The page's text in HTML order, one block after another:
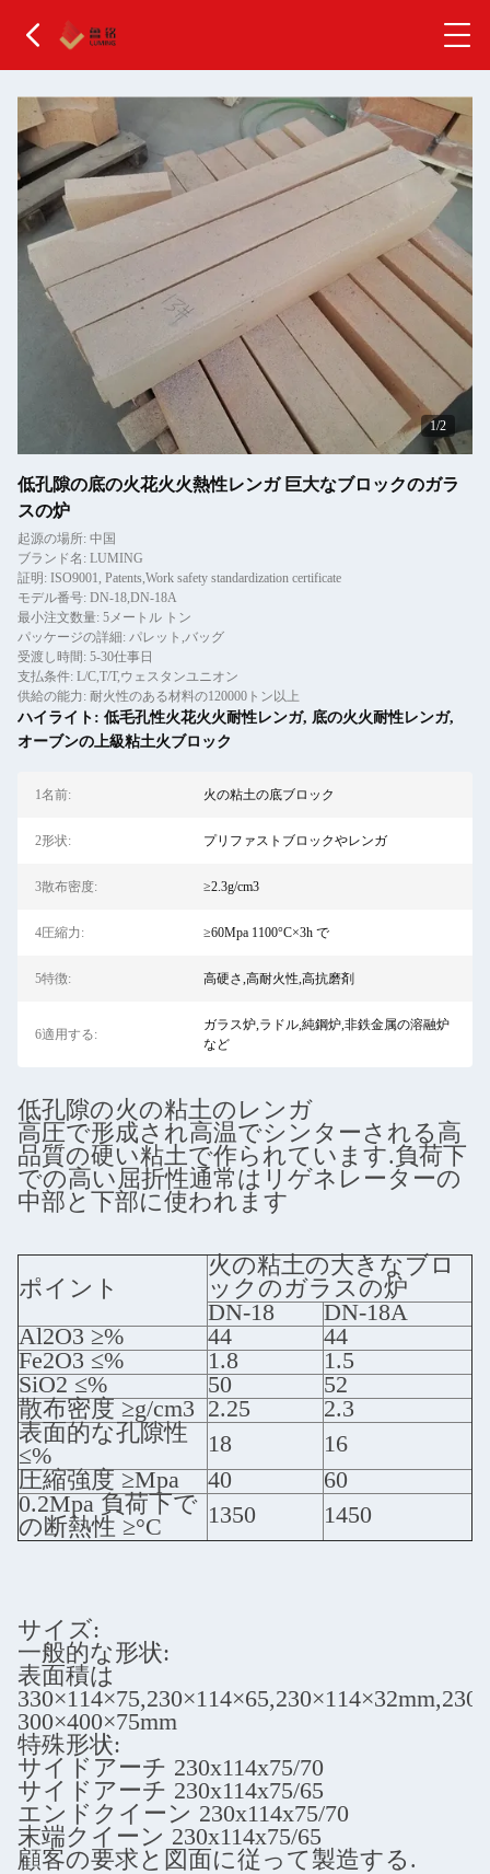
2/2
低孔隙の底の火花火火熱性レンガ 巨大なブロックのガラ
スの炉
起源の場所: 中国
ブランド名: LUMING
証明: ISO9001, Patents,Work safety standardization certificate
モデル番号: DN-18,DN-18A
最小注文数量: 5メートル トン
パッケージの詳細: パレット,バッグ
受渡し時間: 5-30仕事日
支払条件: L/C,T/T,ウェスタンユニオン
供給の能力: 耐火性のある材料の120000トン以上
ハイライト: 低毛孔性火花火火耐性レンガ, 底の火火耐性レンガ,
オーブンの上級粘土火ブロック
1名前: 火の粘土の底ブロック
2形状: プリファストブロックやレンガ
3散布密度: ≥2.3g/cm3
4圧縮力: ≥60Mpa 1100°C×3h で
5特徴: 高硬さ,高耐火性,高抗磨剤
6適用する:
ガラス炉,ラドル,純鋼炉,非鉄金属の溶融炉
など
低孔隙の火の粘土のレンガ
高圧で形成され高温でシンターされる高
品質の硬い粘土で作られています.負荷下
での高い屈折性通常はリゲネレーターの
中部と下部に使われます
ポイント
火の粘土の大きなブロ
ックのガラスの炉
DN-18
DN-18A
Al2O3 ≥%
44
44
Fe2O3 ≤%
1.8
1.5
SiO2 ≤%
50
52
散布密度 ≥g/cm3 2.25
2.3
表面的な孔隙性
≤%
18
16
圧縮強度 ≥Mpa
40
60
0.2Mpa 負荷下で
の断熱性 ≥°C
1350 1450
サイズ:
一般的な形状:
表面積は
300×400×75mm
特殊形状:
サイドアーチ 230x114x75/70
サイドアーチ 230x114x75/65
エンドクイーン 230x114x75/70
末端クイーン 230x114x75/65
顧客の要求と図面に従って製造する.